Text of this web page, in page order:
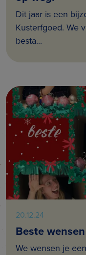
Dit jaar is een
Kusterfgoed. We
besta...
20.12.24
Beste
We wensen je